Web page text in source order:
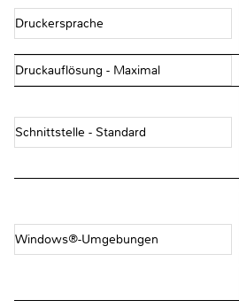
Druckersprache
Druckauflösung - Maximal
Schnittstelle - Standard
Windows®-Umgebungen